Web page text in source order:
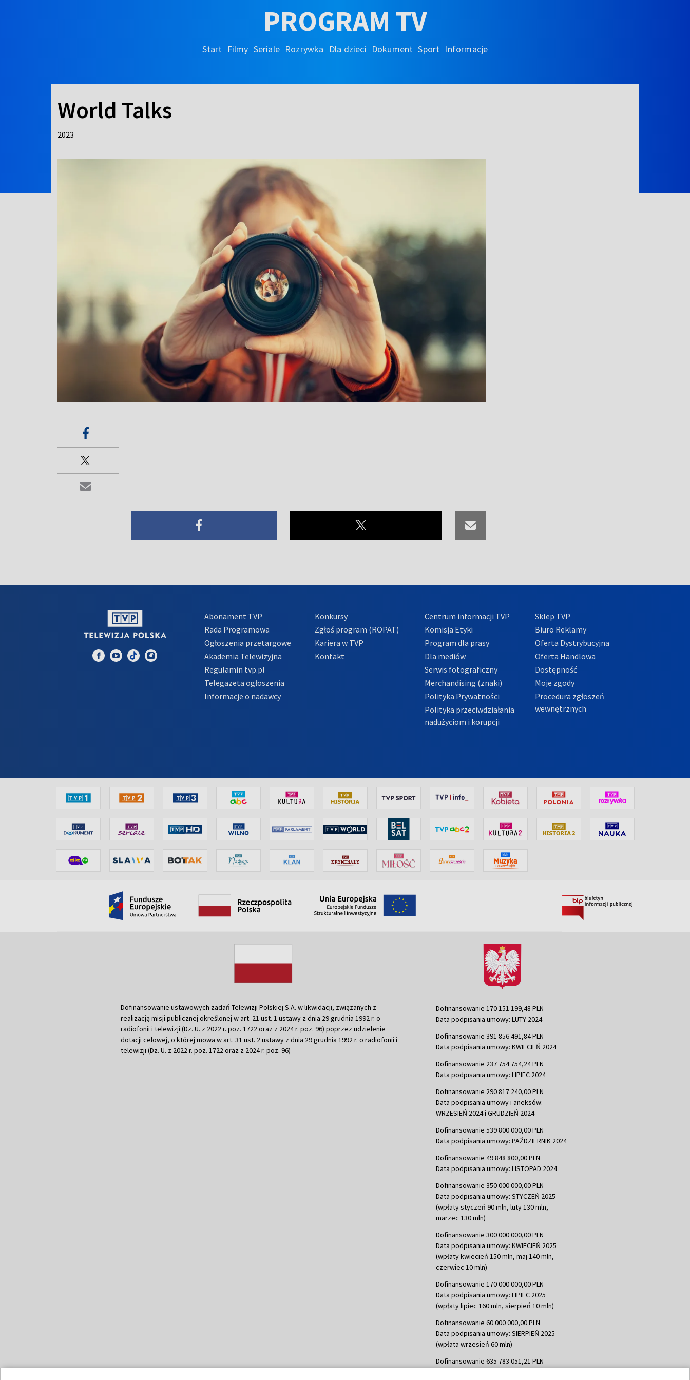
PROGRAM TV
Start Filmy Seriale Rozrywka Dla dzieci Dokument Sport Informacje
World Talks
2023
Abonament TVP
Rada Programowa
Ogłoszenia przetargowe
Akademia Telewizyjna
Regulamin tvp.pl
Telegazeta ogłoszenia
Informacje o nadawcy
Konkursy
Zgłoś program (ROPAT)
Kariera w TVP
Kontakt
Centrum informacji TVP
Komisja Etyki
Program dla prasy
Dla mediów
Serwis fotograficzny
Merchandising (znaki)
Polityka Prywatności
Polityka przeciwdziałania
nadużyciom i korupcji
Sklep TVP
Biuro Reklamy
Oferta Dystrybucyjna
Oferta Handlowa
Dostępność
Moje zgody
Procedura zgłoszeń
wewnętrznych
Dofinansowanie ustawowych zadań Telewizji Polskiej S.A. w likwidacji, związanych z
realizacją misji publicznej określonej w art. 21 ust. 1 ustawy z dnia 29 grudnia 1992 r. o
radiofonii i telewizji (Dz. U. z 2022 r. poz. 1722 oraz z 2024 r. poz. 96) poprzez udzielenie
dotacji celowej, o której mowa w art. 31 ust. 2 ustawy z dnia 29 grudnia 1992 r. o radiofonii i
telewizji (Dz. U. z 2022 r. poz. 1722 oraz z 2024 r. poz. 96)
Dofinansowanie 170 151 199,48 PLN
Data podpisania umowy: LUTY 2024
Dofinansowanie 391 856 491,84 PLN
Data podpisania umowy: KWIECIEŃ 2024
Dofinansowanie 237 754 754,24 PLN
Data podpisania umowy: LIPIEC 2024
Dofinansowanie 290 817 240,00 PLN
Data podpisania umowy i aneksów:
WRZESIEŃ 2024 i GRUDZIEŃ 2024
Dofinansowanie 539 800 000,00 PLN
Data podpisania umowy: PAŹDZIERNIK 2024
Dofinansowanie 49 848 800,00 PLN
Data podpisania umowy: LISTOPAD 2024
Dofinansowanie 350 000 000,00 PLN
Data podpisania umowy: STYCZEŃ 2025
(wpłaty styczeń 90 mln, luty 130 mln,
marzec 130 mln)
Dofinansowanie 300 000 000,00 PLN
Data podpisania umowy: KWIECIEŃ 2025
(wpłaty kwiecień 150 mln, maj 140 mln,
czerwiec 10 mln)
Dofinansowanie 170 000 000,00 PLN
Data podpisania umowy: LIPIEC 2025
(wpłaty lipiec 160 mln, sierpień 10 mln)
Dofinansowanie 60 000 000,00 PLN
Data podpisania umowy: SIERPIEŃ 2025
(wpłata wrzesień 60 mln)
Dofinansowanie 635 783 051,21 PLN